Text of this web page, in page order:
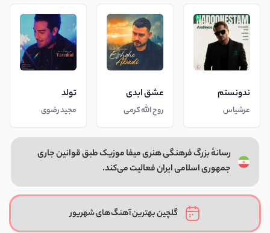
ندونستم
عرشیاس
عشق ابدی
روح الله کرمی
تولد
مجید رضوی
رسانهٔ بزرگ فرهنگی هنری میفا موزیک طبق قوانین جاری
جمهوری اسلامی ایران فعالیت می‌کند.
گلچین بهترین آهنگ‌های شهریور